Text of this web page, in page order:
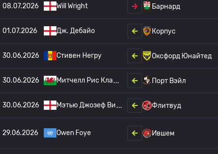
08.07.2026 Will Wright Барнард
01.07.2026 Дж. Дебайо Корпус
30.06.2026 Стивен Негру Оксфорд Юнайтед
30.06.2026 Митчелл Рис Кла Порт Вэйл
30.06.2026 Мэтью Джозеф Ви Флитвуд
29.06.2026 Owen Foye Ившем